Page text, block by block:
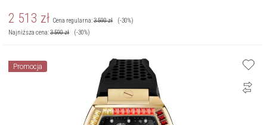
2 513 zł Cena regularna:3 590zł
(-30%)
Najniższa cena:3 590zł (-30%)
Promocja